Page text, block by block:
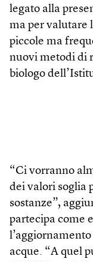
legato alla
ma per valutare
piccole ma
nuovi metodi di
biologo
“Ci vorranno
dei valori soglia
sostanze”,
partecipa come
acque. “A quel